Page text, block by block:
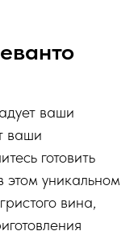
ваши
ваши
готовить
этом уникальном
вина,